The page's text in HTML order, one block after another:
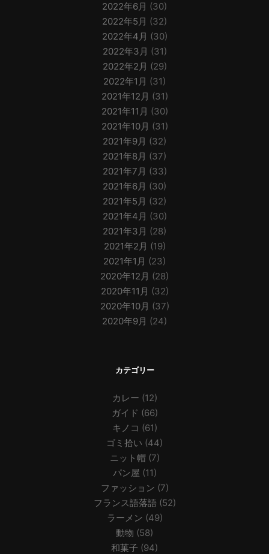
2022年6月 (30)
2022年5月 (32)
2022年4月 (30)
2022年3月 (31)
2022年2月 (29)
2022年1月 (31)
2021年12月 (31)
2021年11月 (30)
2021年10月 (31)
2021年9月 (32)
2021年8月 (37)
2021年7月 (33)
2021年6月 (30)
2021年5月 (32)
2021年4月 (30)
2021年3月 (28)
2021年2月 (19)
2021年1月 (23)
2020年12月 (28)
2020年11月 (32)
2020年10月 (37)
2020年9月 (24)
カテゴリー
カレー (12)
ガイド (66)
キノコ (61)
ゴミ拾い (44)
ニット帽 (7)
パン屋 (11)
ファッション (7)
フランス語落語 (52)
ラーメン (49)
動物 (58)
和菓子 (94)